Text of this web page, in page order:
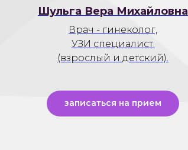
Шульга Вера Михайловна
Врач - гинеколог,
УЗИ специалист.
(взрослый и детский).
записаться на прием